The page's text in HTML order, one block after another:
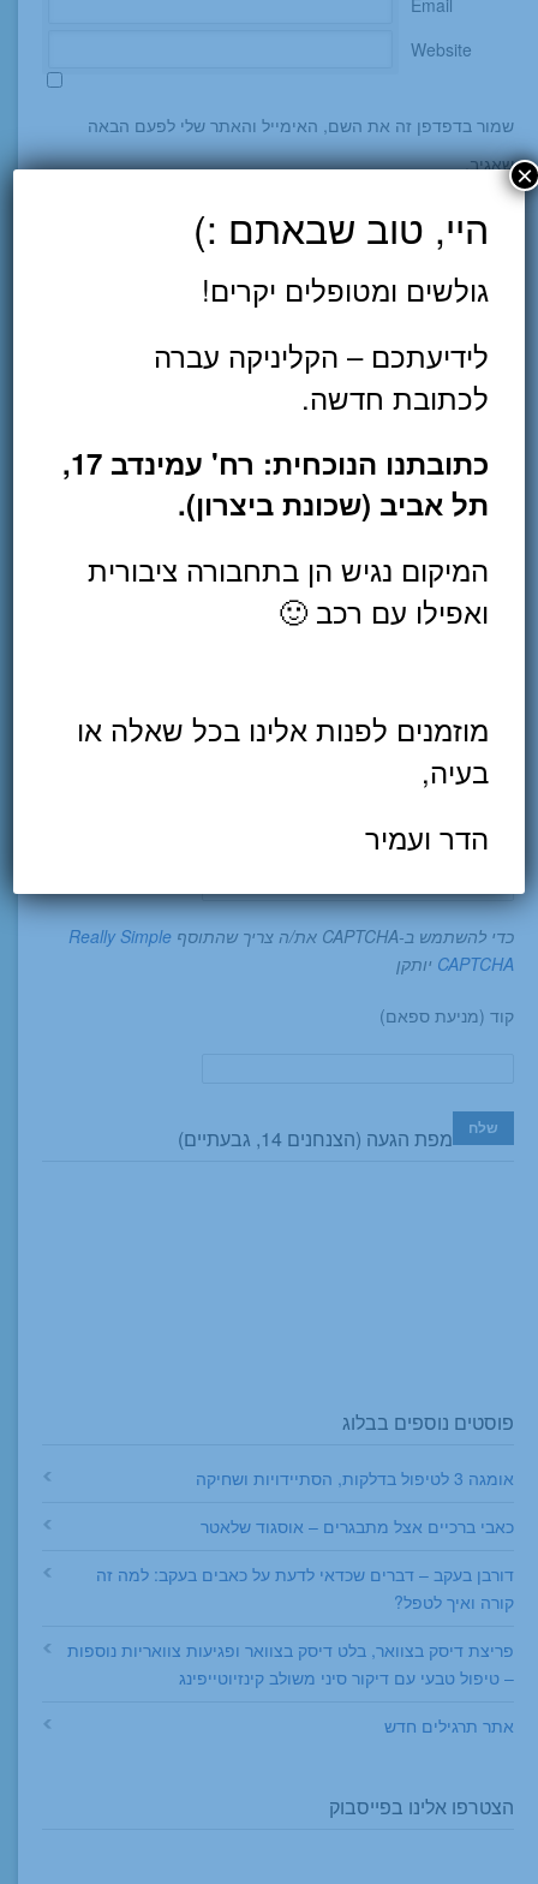
Website
שמור בדפדפן זה את השם, האימייל והאתר שלי לפעם הבאה
שאגיב.
מייל: amir.sheffer2@gmail.com
הדר אלמגור 050-7350880
hadaralmagor@gmail.com
מלאו את הטופס ונחזור אליכם
שם (חובה)
אימייל (חובה)
טלפון (חובה)
הודעה
כדי להשתמש ב-CAPTCHA את/ה צריך שהתוסף
Really Simple
CAPTCHA יותקן
קוד (מניעת ספאם)
מפת הגעה (הצנחנים 14, גבעתיים)
פוסטים נוספים בבלוג
אומגה 3 לטיפול בדלקות, הסתיידויות ושחיקה
כאבי ברכיים אצל מתבגרים – אוסגוד שלאטר
דורבן בעקב – דברים שכדאי לדעת על כאבים בעקב: למה זה
קורה ואיך לטפל?
פריצת דיסק בצוואר, בלט דיסק בצוואר ופגיעות צוואריות נוספות
– טיפול טבעי עם דיקור סיני משולב קינזיוטייפינג
אתר תרגילים חדש
הצטרפו אלינו בפייסבוק
היי, טוב שבאתם :)
גולשים ומטופלים יקרים!
לידיעתכם – הקליניקה עברה
לכתובת חדשה.
כתובתנו הנוכחית: רח' עמינדב 17,
תל אביב (שכונת ביצרון).
המיקום נגיש הן בתחבורה ציבורית
ואפילו עם רכב 🙂
מוזמנים לפנות אלינו בכל שאלה או
בעיה,
הדר ועמיר
×